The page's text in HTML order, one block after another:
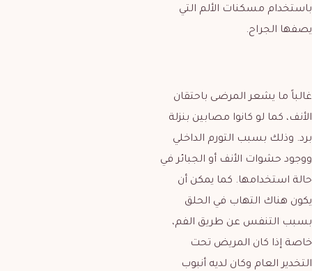
باستخدام مسكنات الألم التي
يصفها الجراح.
غالباً ما يشعر المرضى باحتقان
الأنف، كما لو كانوا مصابين بنزلة
برد. وذلك بسبب التورم الداخلي
ووجود حشوات الأنف أو الجبائر في
حالة استخدامها. كما يمكن أن
يكون هناك التهاب في الحلق
بسبب التنفس عن طريق الفم،
خاصة إذا كان المريض تحت
التخدير العام وكان لديه أنبوب